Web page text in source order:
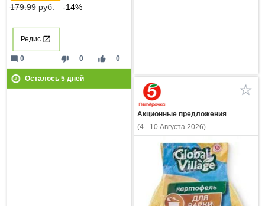
179.99руб. -14%
Редис
thumb_down 0 thumb_up 0
mode_comment 0
Осталось 5дней
Акционные предложения
(4 - 10 Августа 2026)